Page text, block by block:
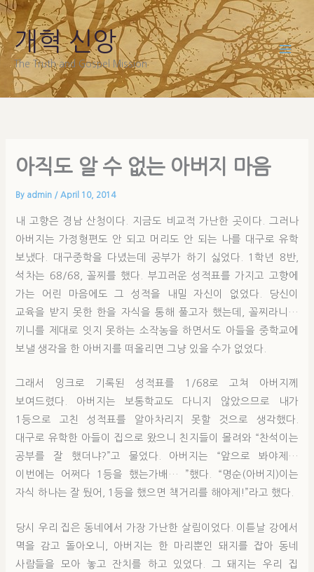
Skip
to
content
개혁 신앙
The Truth and Gospel Mission
아직도 알 수 없는 아버지 마음
By admin /April 10, 2014
내 고향은 경남 산청이다. 지금도 비교적 가난한 곳이다. 그러나
아버지는 가정형편도 안 되고 머리도 안 되는 나를 대구로 유학
보냈다. 대구중학을 다녔는데 공부가 하기 싫었다. 1학년 8반,
석차는 68/68, 꼴찌를 했다. 부끄러운 성적표를 가지고 고향에
가는 어린 마음에도 그 성적을 내밀 자신이 없었다. 당신이
교육을 받지 못한 한을 자식을 통해 풀고자 했는데, 꼴찌라니…
끼니를 제대로 잇지 못하는 소작농을 하면서도 아들을 중학교에
보낼 생각을 한 아버지를 떠올리면 그냥 있을 수가 없었다.
그래서 잉크로 기록된 성적표를 1/68로 고쳐 아버지께
보여드렸다. 아버지는 보통학교도 다니지 않았으므로 내가
1등으로 고친 성적표를 알아차리지 못할 것으로 생각했다.
대구로 유학한 아들이 집으로 왔으니 친지들이 몰려와 “찬석이는
공부를 잘 했더냐?”고 물었다. 아버지는 “앞으로 봐야제…
이번에는 어쩌다 1등을 했는가배… ”했다. “명순(아버지)이는
자식 하나는 잘 뒀어, 1등을 했으면 책거리를 해야제!”라고 했다.
당시 우리 집은 동네에서 가장 가난한 살림이었다. 이튿날 강에서
멱을 감고 돌아오니, 아버지는 한 마리뿐인 돼지를 잡아 동네
사람들을 모아 놓고 잔치를 하고 있었다. 그 돼지는 우리 집